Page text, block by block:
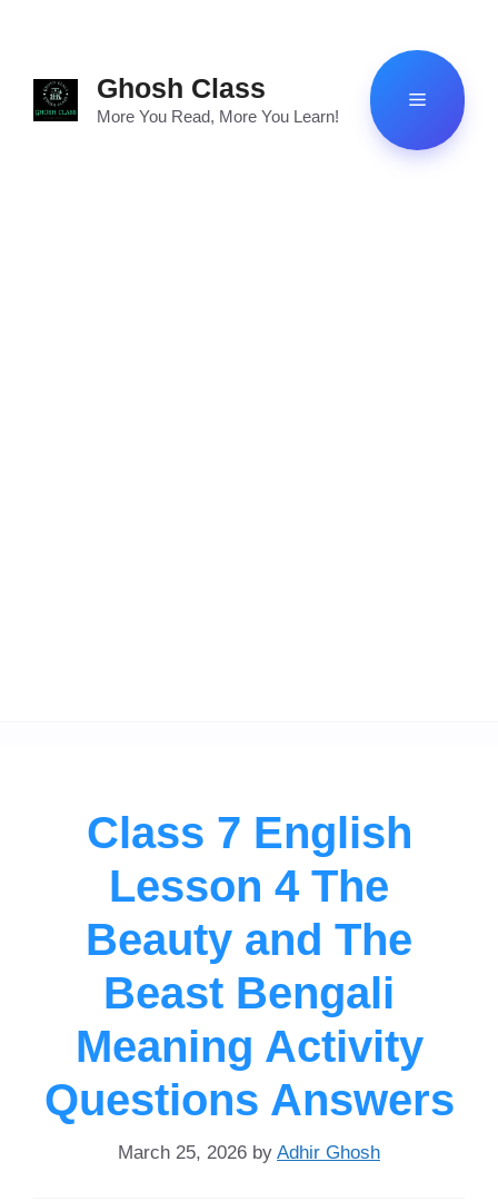
content
Ghosh Class
More You Read, More You Learn!
Menu
Class 7 English
Lesson 4 The
Beauty and The
Beast Bengali
Meaning Activity
Questions Answers
March 25, 2026 by Adhir Ghosh